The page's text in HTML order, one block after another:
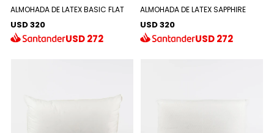
ALMOHADA DE LATEX BASIC FLAT
USD 320
USD272
ALMOHADA DE LATEX SAPPHIRE
USD 320
USD272